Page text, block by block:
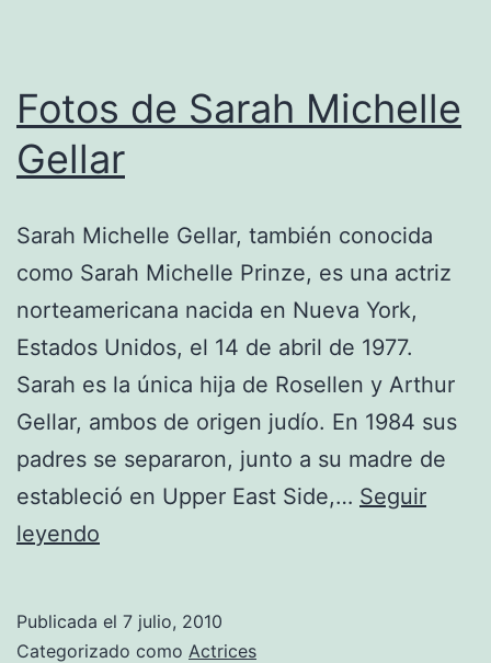
Fotos de Sarah Michelle
Gellar
Sarah Michelle Gellar, también conocida
como Sarah Michelle Prinze, es una actriz
norteamericana nacida en Nueva York,
Estados Unidos, el 14 de abril de 1977.
Sarah es la única hija de Rosellen y Arthur
Gellar, ambos de origen judío. En 1984 sus
padres se separaron, junto a su madre de
estableció en Upper East Side,… Seguir
leyendo
Michelle
Publicada el 7 julio, 2010
Categorizado como Actrices